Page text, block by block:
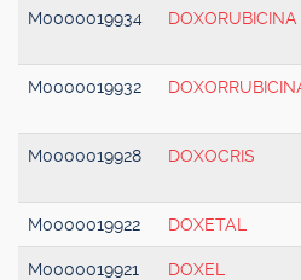
M0000019934
M0000019932
M0000019928 DOXOCRIS
M0000019922 DOXETAL
M0000019921 DOXEL